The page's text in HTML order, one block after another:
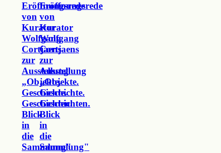
Eröffnungsrede
von
Kurator
Wolfgang
Cortjaens
zur
Ausstellung
„Objekte.
Geschichte.
Geschichten.
Blick
in
die
Sammlung"
Eröffnungsrede
von
Kurator
Wolfgang
Cortjaens
zur
Ausstellung
„Objekte.
Geschichte.
Geschichten.
Blick
in
die
Sammlung"